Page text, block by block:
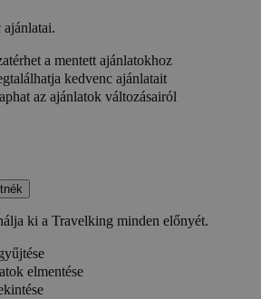
a mentett ajánlatokhoz
kedvenc ajánlatait
az ajánlatok változásairól
ki a Travelking minden előnyét.
elmentése